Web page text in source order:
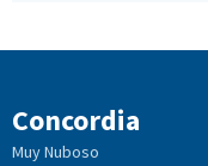
Concordia
Muy Nuboso